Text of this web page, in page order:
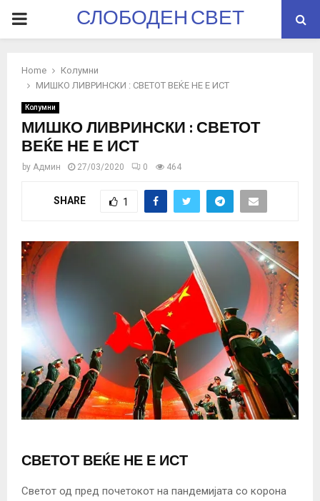
PRIMARYСЛОБОДЕН СВЕТ
Home
Колумни
МИШКО ЛИВРИНСКИ : СВЕТОТ ВЕЌЕ НЕ Е ИСТ
Колумни
МИШКО ЛИВРИНСКИ : СВЕТОТ
ВЕЌЕ НЕ Е ИСТ
by Админ 27/03/2020 0 464
SHARE 1
СВЕТОТ ВЕЌЕ НЕ Е ИСТ
Светот од пред почетокот на пандемијата со корона